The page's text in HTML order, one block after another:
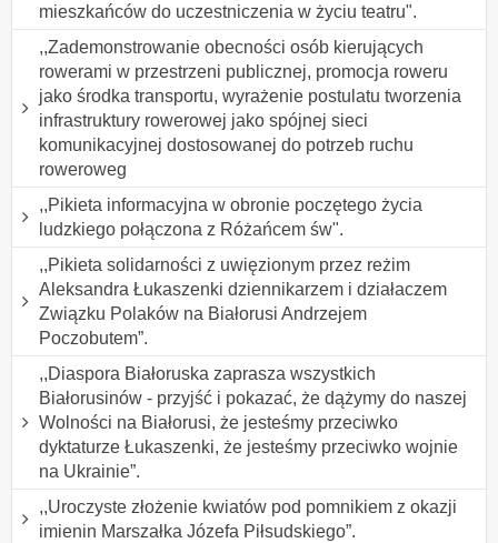
mieszkańców do uczestniczenia w życiu teatru".
,,Zademonstrowanie obecności osób kierujących
rowerami w przestrzeni publicznej, promocja roweru
jako środka transportu, wyrażenie postulatu tworzenia
infrastruktury rowerowej jako spójnej sieci
komunikacyjnej dostosowanej do potrzeb ruchu
roweroweg
,,Pikieta informacyjna w obronie poczętego życia
ludzkiego połączona z Różańcem św".
,,Pikieta solidarności z uwięzionym przez reżim
Aleksandra Łukaszenki dziennikarzem i działaczem
Związku Polaków na Białorusi Andrzejem
Poczobutem”.
,,Diaspora Białoruska zaprasza wszystkich
Białorusinów - przyjść i pokazać, że dążymy do naszej
Wolności na Białorusi, że jesteśmy przeciwko
dyktaturze Łukaszenki, że jesteśmy przeciwko wojnie
na Ukrainie”.
,,Uroczyste złożenie kwiatów pod pomnikiem z okazji
imienin Marszałka Józefa Piłsudskiego”.